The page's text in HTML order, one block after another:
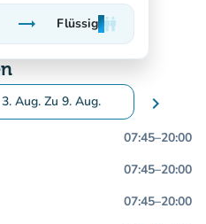
trending_flat
Stabil
Flüssigman
man
man
3. Aug. Zu 9. Aug.
den Kalender, um Daten zu
chevron_right
07:45–20:00
07:45–20:00
07:45–20:00